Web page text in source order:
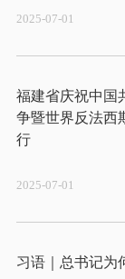
2025-07-01
福建省庆祝中国
争暨世界反法西
行
2025-07-01